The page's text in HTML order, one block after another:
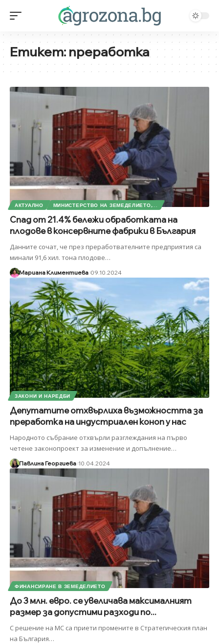
Етикет:преработка
АКТУАЛНО МИНИСТЕРСТВО НА ЗЕМЕДЕЛИЕТО,...
Спад от 21.4% бележи обработката на
плодове в консервните фабрики в България
Данните сочат, че през преработвателните предприятия са
минали 91,6 хил. тона плодове…
Мариана Климентиева 09.10.2024
ЗАКОНИ И НАРЕДБИ
Депутатите отхвърлиха възможността за
преработка на индустриален коноп у нас
Народното събрание отхвърли разглеждания на първо
четене законопроект за изменение и допълнение…
Павлина Георгиева 10.04.2024
ФИНАНСИРАНЕ В ЗЕМЕДЕЛИЕТО
До 3 млн. евро. се увеличава максималният
размер за допустими разходи по...
С решение на МС са приети промените в Стратегическия план
на България…